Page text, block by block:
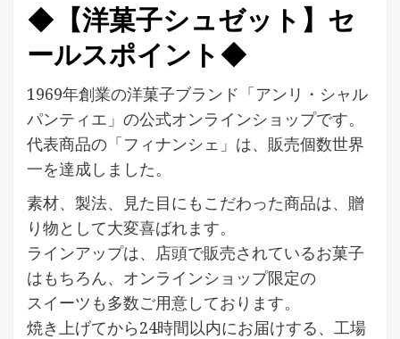
◆【洋菓子シュゼット】セ
ールスポイント◆
1969年創業の洋菓子ブランド「アンリ・シャル
パンティエ」の公式オンラインショップです。
代表商品の「フィナンシェ」は、販売個数世界
一を達成しました。
素材、製法、見た目にもこだわった商品は、贈
り物として大変喜ばれます。
ラインアップは、店頭で販売されているお菓子
はもちろん、オンラインショップ限定の
スイーツも多数ご用意しております。
焼き上げてから24時間以内にお届けする、工場